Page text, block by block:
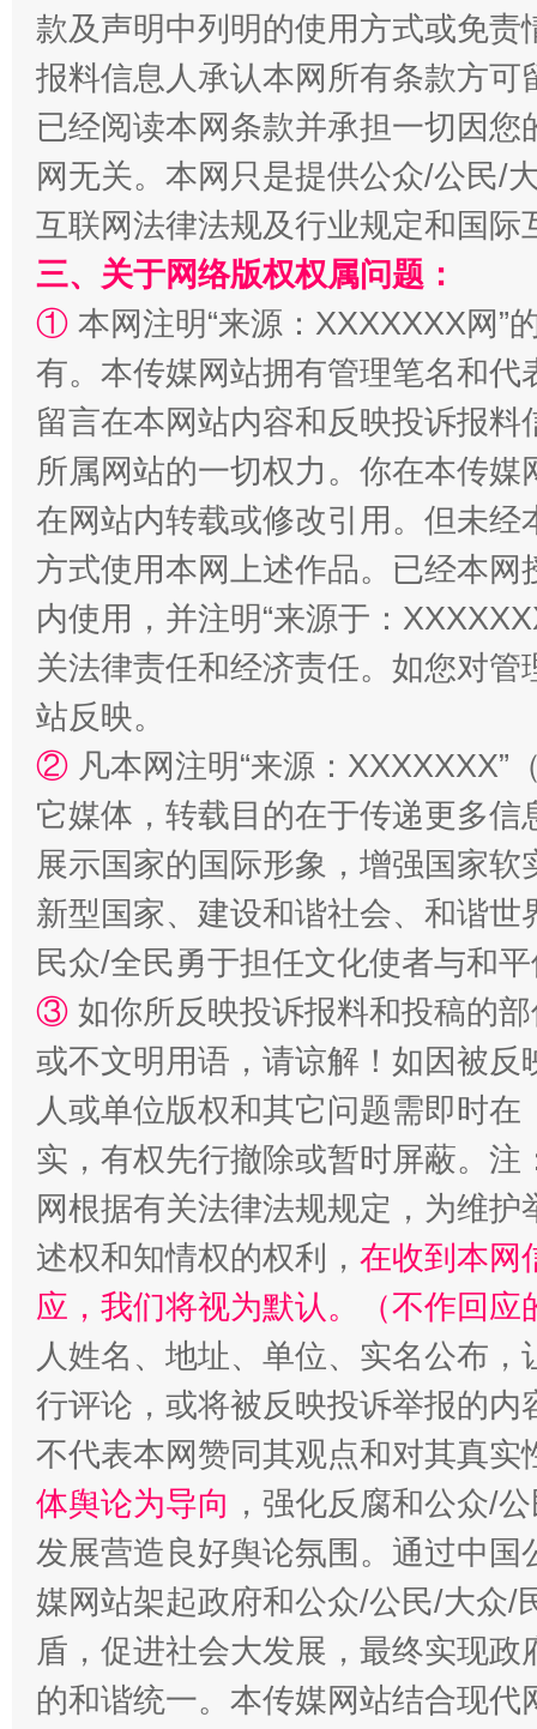
揭批美国五大"原罪" "炒
解纷+调解+退费，一次搞定
站台名比不上好声名
漫山遍野的桃花与雪山、麦地、白藏房 除
款及声明中列明的使用方式或免责
报料信息人承认本网所有条款方
已经阅读本网条款并承担一切因
网无关。本网只是提供公众/公民/
互联网法律法规及行业规定和国
三、关于网络版权权属问题：
① 本网注明“来源：XXXXXXX网”
有。本传媒网站拥有管理笔名和
留言在本网站内容和反映投诉报
所属网站的一切权力。你在本传
在网站内转载或修改引用。但未
方式使用本网上述作品。已经本
内使用，并注明“来源于：
关法律责任和经济责任。如您对
站反映。
② 凡本网注明“来源：
它媒体，转载目的在于传递更多
展示国家的国际形象，增强国家
新型国家、建设和谐社会、和谐
民众/全民勇于担任文化使者与和
③ 如你所反映投诉报料和投稿的
或不文明用语，请谅解！如因被
人或单位版权和其它问题需即时在
实，有权先行撤除或暂时屏蔽。
网根据有关法律法规规定，为维
述权和知情权的权利， 在收到本网
应，我们将视为默认。（不作回应
人姓名、地址、单位、实名公布
行评论，或将被反映投诉举报的
不代表本网赞同其观点和对其真实
体舆论为导向 ，强化反腐和公众/
发展营造良好舆论氛围。通过中
媒网站架起政府和公众/公民/大众/
盾，促进社会大发展，最终实现
的和谐统一。本传媒网站结合现